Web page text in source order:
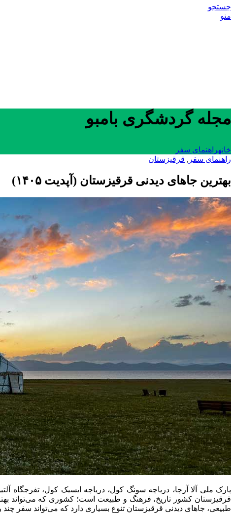
جستجو
منو
مجله گردشگری بامبو
خانهراهنمای سفر
راهنمای سفر , قرقیزستان
بهترین جاهای دیدنی قرقیزستان (آپدیت ۱۴۰۵)
قرقیزستان کشور تاریخ، فرهنگ و طبیعت است؛ کشوری که می‌تواند
طبیعی، جاهای دیدنی قرقیزستان تنوع بسیاری دارد که می‌تواند سفر چند